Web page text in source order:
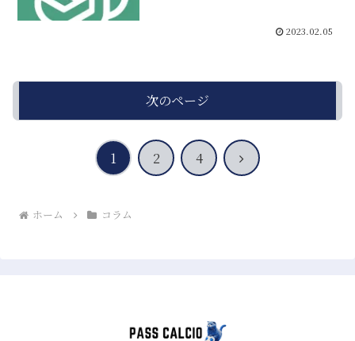
2023.02.05
次のページ
1 2 4
次
ホーム コラム